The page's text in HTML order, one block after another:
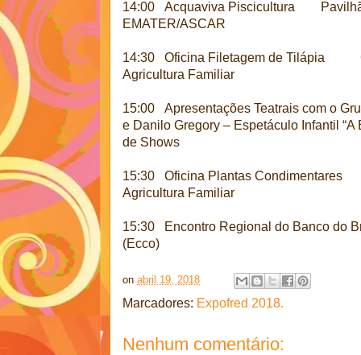
14:00 Acquaviva Piscicultura
EMATER/ASCAR
14:30 Oficina Filetagem de Tilápia
Agricultura Familiar
15:00 Apresentações Teatrais com o
e Danilo Gregory – Espetáculo Infantil
de Shows
15:30 Oficina Plantas Condimentares
Agricultura Familiar
15:30 Encontro Regional do Banco do
(Ecco)
on abril 19, 2018
Marcadores: Expofred 2018.
Nenhum comentário: